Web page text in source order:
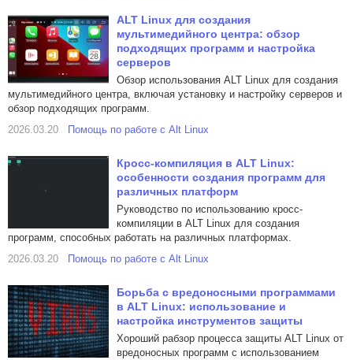
Вход в аккаунт
ALT Linux для создания
мультимедийного центра: обзор
подходящих программ и настройка
серверов
Обзор использования ALT Linux для создания
мультимедийного центра, включая установку и настройку серверов и
обзор подходящих программ.
2026.03.20
Помощь по работе с Alt Linux
Кросс-компиляция в ALT Linux:
особенности создания программ для
различных платформ
Руководство по использованию кросс-
компиляции в ALT Linux для создания
программ, способных работать на различных платформах.
2026.03.20
Помощь по работе с Alt Linux
Борьба с вредоносными программами
в ALT Linux: использование и
настройка инструментов защиты
Хороший рабзор процесса защиты ALT Linux от
вредоносных программ с использованием